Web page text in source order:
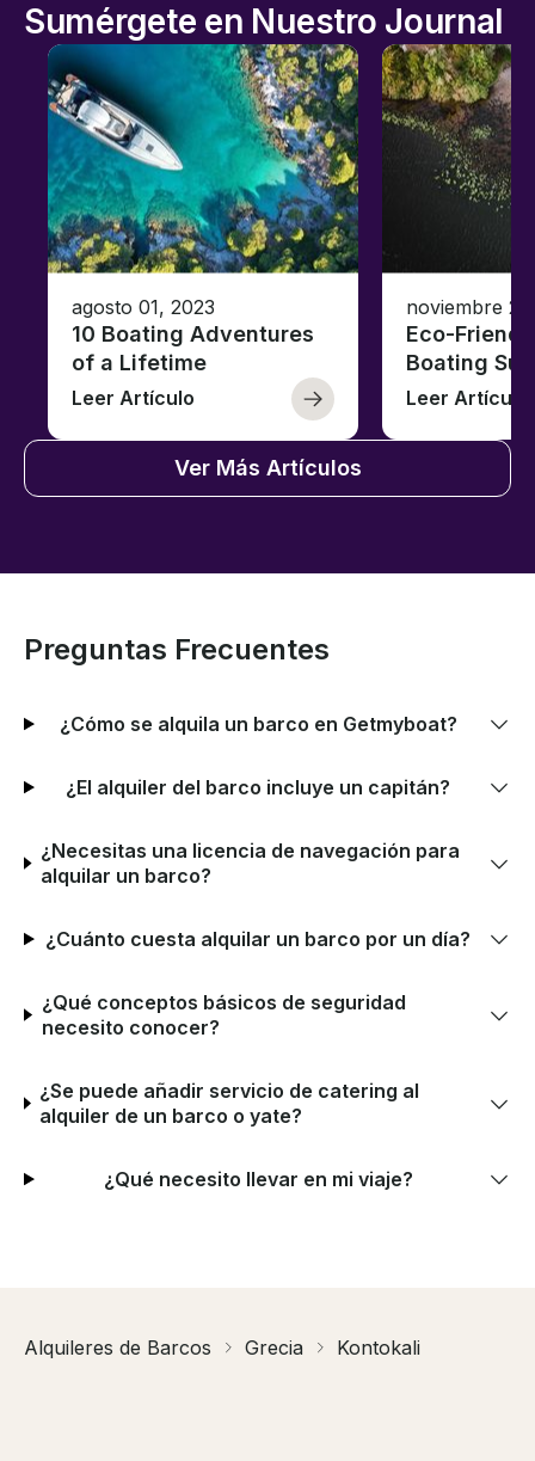
Sumérgete en Nuestro Journal
agosto 01, 2023
10 Boating Adventures
of a Lifetime
Leer Artículo
noviembre
Eco-
Boating
Leer Artículo
Ver Más Artículos
Preguntas Frecuentes
¿Cómo se alquila un barco en Getmyboat?
¿El alquiler del barco incluye un capitán?
¿Necesitas una licencia de navegación para
alquilar un barco?
¿Cuánto cuesta alquilar un barco por un día?
¿Qué conceptos básicos de seguridad
necesito conocer?
¿Se puede añadir servicio de catering al
alquiler de un barco o yate?
¿Qué necesito llevar en mi viaje?
Alquileres de Barcos Grecia Kontokali